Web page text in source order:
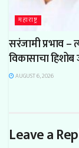
महाराष्ट्र
सरंजामी प्रभाव –
विकासाचा
AUGUST 6, 2026
Leave a